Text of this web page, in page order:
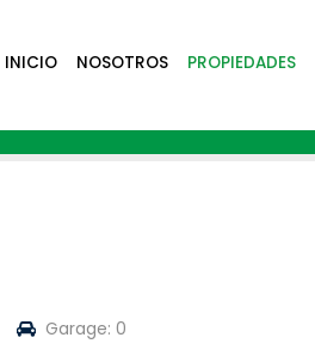
INICIO NOSOTROS PROPIEDADES
Garage: 0